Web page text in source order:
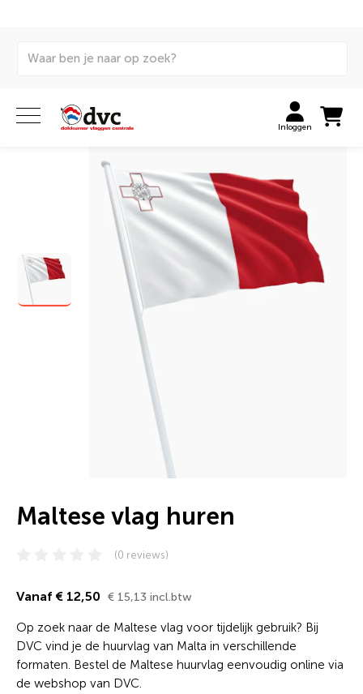
Inloggen
Maltese vlag huren
(0 reviews)
Vanaf € 12,50 € 15,13 incl.btw
Op zoek naar de Maltese vlag voor tijdelijk gebruik? Bij
DVC vind je de huurvlag van Malta in verschillende
formaten. Bestel de Maltese huurvlag eenvoudig online via
de webshop van DVC.